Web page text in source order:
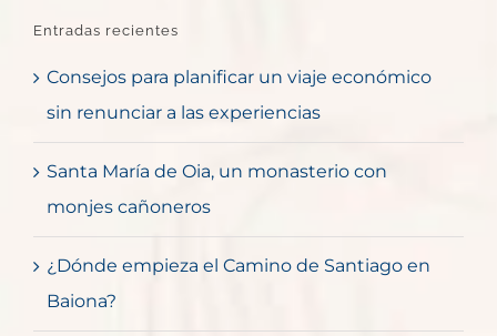
Entradas recientes
Consejos para planificar un viaje económico
sin renunciar a las experiencias
Santa María de Oia, un monasterio con
monjes cañoneros
¿Dónde empieza el Camino de Santiago en
Baiona?